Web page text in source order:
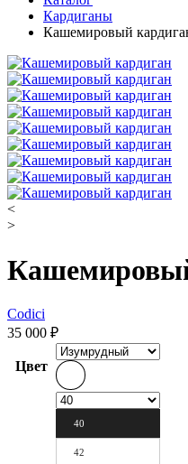
Кардиганы
Кашемировый
<
>
Codici
35 000 ₽
Цвет
40
42